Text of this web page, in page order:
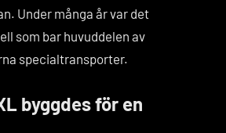
Under många år var det
som bar huvuddelen av
specialtransporter.
byggdes för en